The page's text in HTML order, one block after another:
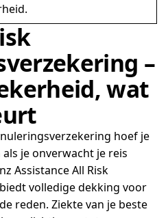
–
wat
hoef je
je onverwacht je reis
Assistance All Risk
volledige dekking voor
reden. Ziekte van je beste